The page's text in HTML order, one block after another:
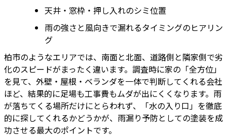
天井・窓枠・押し入れのシミ位置
雨の強さと風向きで漏れるタイミングのヒアリン
グ
柏市のようなエリアでは、南面と北面、道路側と隣家側で劣
化のスピードがまったく違います。調査時に家の「全方位」
を見て、外壁・屋根・ベランダを一体で判断してくれる会社
ほど、結果的に足場も工事費もムダが出にくくなります。雨
が落ちてくる場所だけにとらわれず、「水の入り口」を徹底
的に探してくれるかどうかが、雨漏り予防としての塗装を成
功させる最大のポイントです。